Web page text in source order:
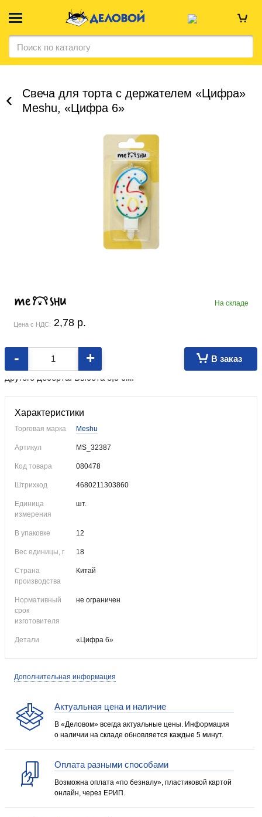
Свеча для торта с держателем «Цифра»
Meshu, «Цифра 6»
На складе
Цена с НДС: 2,78 p.
- + В заказ
Декоративная свеча с держателем. Для украшения торта или
другого десерта. Высота 8,5 см.
Характеристики
Торговая марка Meshu
Артикул MS_32387
Код товара 080478
Штрихкод 4680211303860
Единица
измерения
шт.
В упаковке 12
Вес единицы, г 18
Страна
производства
Китай
Нормативный
срок
изготовителя
не ограничен
Детали «Цифра 6»
Дополнительная информация
Актуальная цена и наличие
В «Деловом» всегда актуальные цены. Информация
о наличии на складе обновляется каждые 5 минут.
Оплата разными способами
Возможна оплата «по безналу», пластиковой картой
онлайн, через ЕРИП.